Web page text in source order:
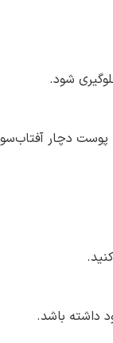
شود.
پوست دچار